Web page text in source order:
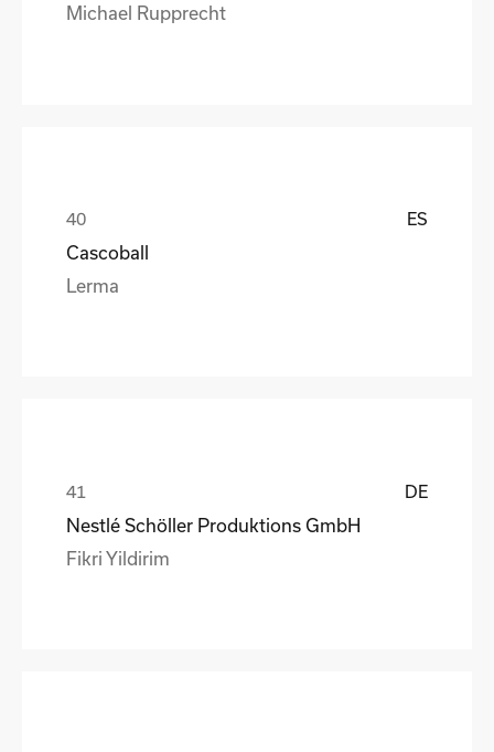
Michael Rupprecht
ES
Cascoball
Lerma
DE
Nestlé Schöller Produktions GmbH
Fikri Yildirim